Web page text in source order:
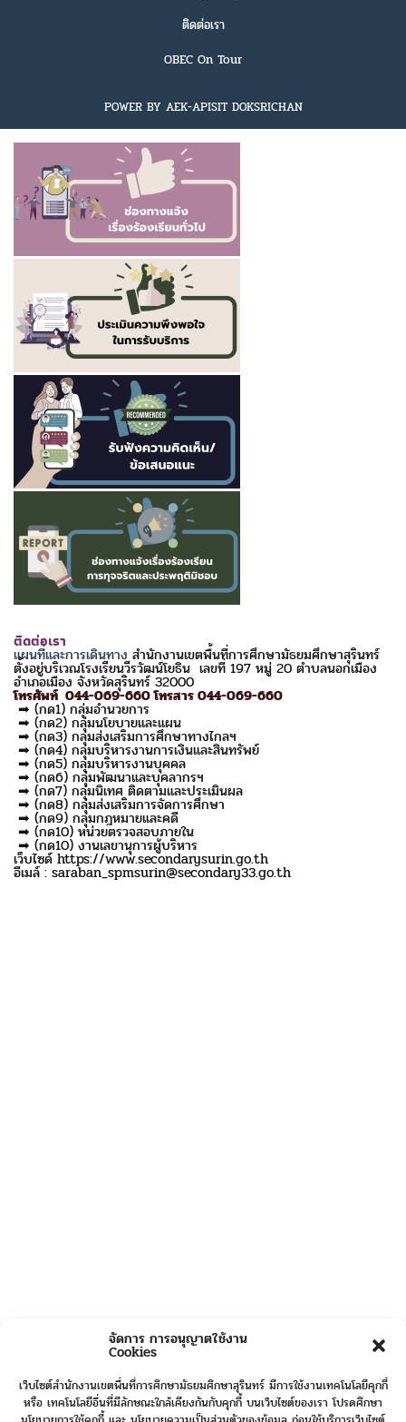
จัดการ การอนุญาตใช้งาน
Cookies
เว็บไซต์สำนักงานเขตพื้นที่การศึกษามัธยมศึกษาสุรินทร์ มีการใช้งานเทคโนโลยีคุกกี้
หรือ เทคโนโลยีอื่นที่มีลักษณะใกล้เคียงกันกับคุกกี้ บนเว็บไซต์ของเรา โปรดศึกษา
ติดต่อเรา
OBEC On Tour
POWER BY AEK-APISIT DOKSRICHAN
ติดต่อเรา
แผนที่และการเดินทางสำนักงานเขตพื้นที่การศึกษามัธยมศึกษาสุรินทร์
ตั้งอยู่บริเวณโรงเรียนวีรวัฒน์โยธิน เลขที่ 197 หมู่ 20 ตำบลนอกเมือง
อำเภอเมือง จังหวัดสุรินทร์ 32000
โทรศัพท์ 044-069-660 โทรสาร 044-069-660
➡ (กด1) กลุ่มอำนวยการ
➡ (กด2) กลุ่มนโยบายและแผน
➡ (กด3) กลุ่มส่งเสริมการศึกษาทางไกลฯ
➡ (กด4) กลุ่มบริหารงานการเงินและสินทรัพย์
➡ (กด5) กลุ่มบริหารงานบุคคล
➡ (กด6) กลุ่มพัฒนาและบุคลากรฯ
➡ (กด7) กลุ่มนิเทศ ติดตามและประเมินผล
➡ (กด8) กลุ่มส่งเสริมการจัดการศึกษา
➡ (กด9) กลุ่มกฎหมายและคดี
➡ (กด10) หน่วยตรวจสอบภายใน
➡ (กด10) งานเลขานุการผู้บริหาร
เว็บไซด์ https://www.secondarysurin.go.th
อีเมล์ : saraban_spmsurin@secondary33.go.th